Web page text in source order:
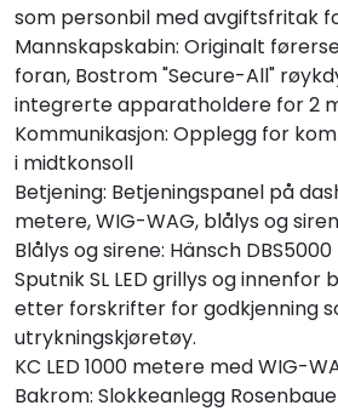
som personbil med avgiftsfritak
Mannskapskabin: Originalt
foran, Bostrom "Secure-All"
integrerte apparatholdere for 2
Kommunikasjon: Opplegg for
i midtkonsoll
Betjening: Betjeningspanel på
metere, WIG-WAG, blålys og
Blålys og sirene: Hänsch
Sputnik SL LED grillys og
etter forskrifter for godkjenning
utrykningskjøretøy.
KC LED 1000 metere med WIG-
Bakrom: Slokkeanlegg